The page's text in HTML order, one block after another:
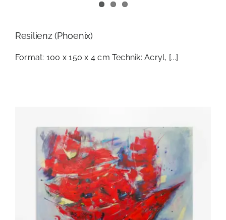
Resilienz (Phoenix)
Format: 100 x 150 x 4 cm Technik: Acryl, [...]